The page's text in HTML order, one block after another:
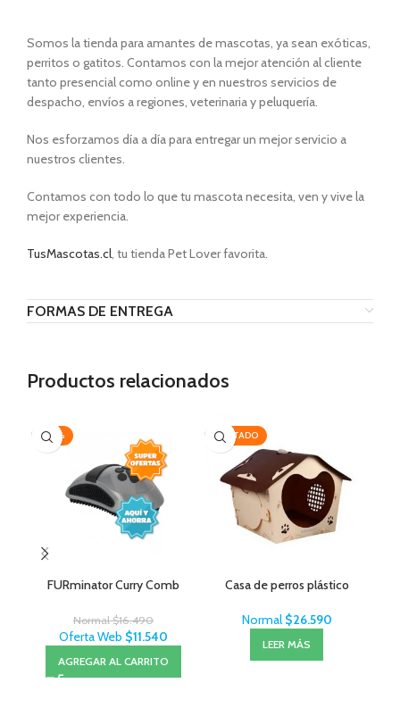
Somos la tienda para amantes de mascotas, ya sean exóticas,
perritos o gatitos. Contamos con la mejor atención al cliente
tanto presencial como online y en nuestros servicios de
despacho, envíos a regiones, veterinaria y peluquería.
Nos esforzamos día a día para entregar un mejor servicio a
nuestros clientes.
Contamos con todo lo que tu mascota necesita, ven y vive la
mejor experiencia.
TusMascotas.cl, tu tienda Pet Lover favorita.
FORMAS DE ENTREGA
Productos relacionados
-30%
FURminator Curry Comb
Normal$16.490
Oferta Web $11.540
AGREGAR AL CARRITO
AGOTADO
Casa de perros plástico
Normal $26.590
LEER MÁS